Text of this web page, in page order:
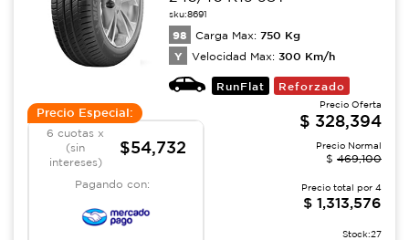
sku:8691
98 Carga Max: 750 Kg
Y Velocidad Max: 300 Km/h
RunFlat Reforzado
Precio Especial:
6 cuotas x
(sin
intereses)
$54,732
Pagando con:
Precio Oferta
$ 328,394
Precio Normal
$ 469,100
Precio total por 4
$ 1,313,576
Stock:27